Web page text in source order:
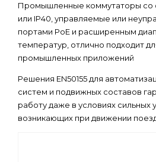
Промышленные коммутаторы со
или IP40, управляемые или
портами PoE и расширенным
температур, отлично подходит
промышленных приложений
Решения EN50155 для
систем и подвижных составов
работу даже в условиях сильных
возникающих при движении